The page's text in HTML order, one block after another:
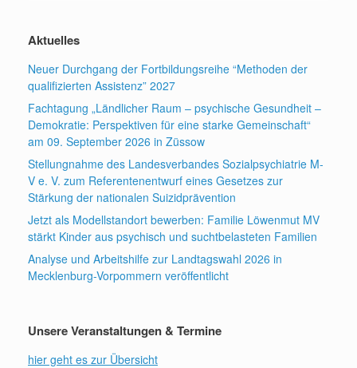
Aktuelles
Neuer Durchgang der Fortbildungsreihe “Methoden der
qualifizierten Assistenz” 2027
Fachtagung „Ländlicher Raum – psychische Gesundheit –
Demokratie: Perspektiven für eine starke Gemeinschaft“
am 09. September 2026 in Züssow
Stellungnahme des Landesverbandes Sozialpsychiatrie M-
V e. V. zum Referentenentwurf eines Gesetzes zur
Stärkung der nationalen Suizidprävention
Jetzt als Modellstandort bewerben: Familie Löwenmut MV
stärkt Kinder aus psychisch und suchtbelasteten Familien
Analyse und Arbeitshilfe zur Landtagswahl 2026 in
Mecklenburg-Vorpommern veröffentlicht
Unsere Veranstaltungen & Termine
hier geht es zur Übersicht